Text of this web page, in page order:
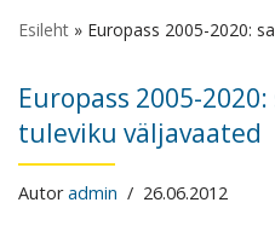
Esileht » Europass 2005-2020:
Europass 2005-
tuleviku väljavaated
Autoradmin 26.06.2012